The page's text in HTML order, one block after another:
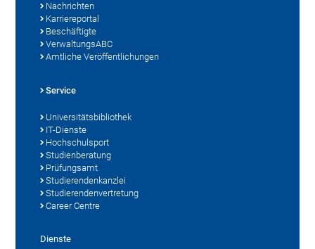
Nachrichten
Karriereportal
Beschäftigte
VerwaltungsABC
Amtliche Veröffentlichungen
Service
Universitätsbibliothek
IT-Dienste
Hochschulsport
Studienberatung
Prüfungsamt
Studierendenkanzlei
Studierendenvertretung
Career Centre
Dienste